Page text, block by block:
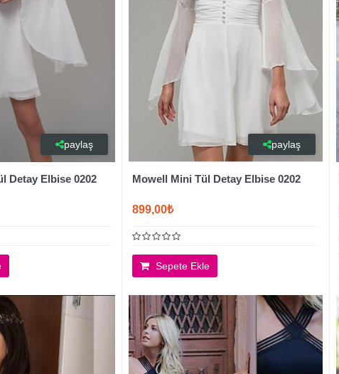
paylaş
Detay Elbise 0202
paylaş
Mowell Mini Tül Detay Elbise 0202
899,00₺
Sepete Ekle